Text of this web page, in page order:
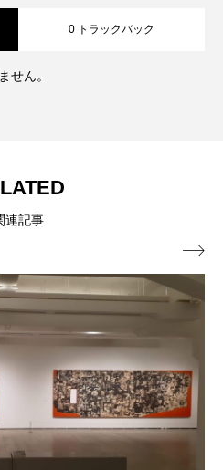
0 トラックバック
せん。
連記事
